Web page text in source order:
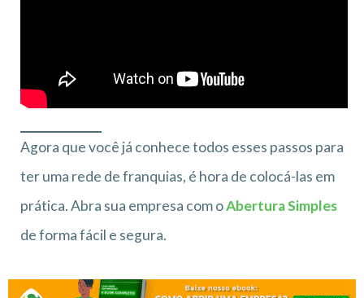
Agora que você já conhece todos esses passos para
ter uma rede de franquias, é hora de colocá-las em
prática. Abra sua empresa com oAbertura Simples
de forma fácil e segura.